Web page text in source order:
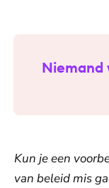
Niemand
Kun je een
van beleid mis